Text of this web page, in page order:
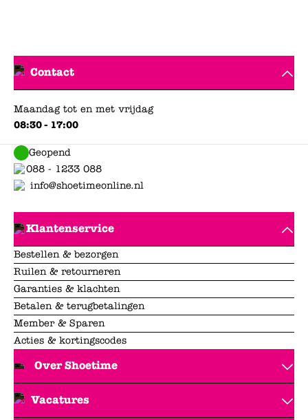
Contact
Maandag tot en met vrijdag
08:30 - 17:00
Geopend
088 - 1233 088
info@shoetimeonline.nl
Klantenservice
Bestellen & bezorgen
Ruilen & retourneren
Garanties & klachten
Betalen & terugbetalingen
Member & Sparen
Acties & kortingscodes
Over Shoetime
Vacatures